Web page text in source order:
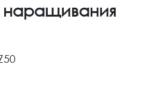
наращивания